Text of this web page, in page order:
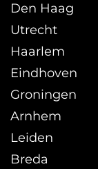
Den Haag
Utrecht
Haarlem
Eindhoven
Groningen
Arnhem
Leiden
Breda